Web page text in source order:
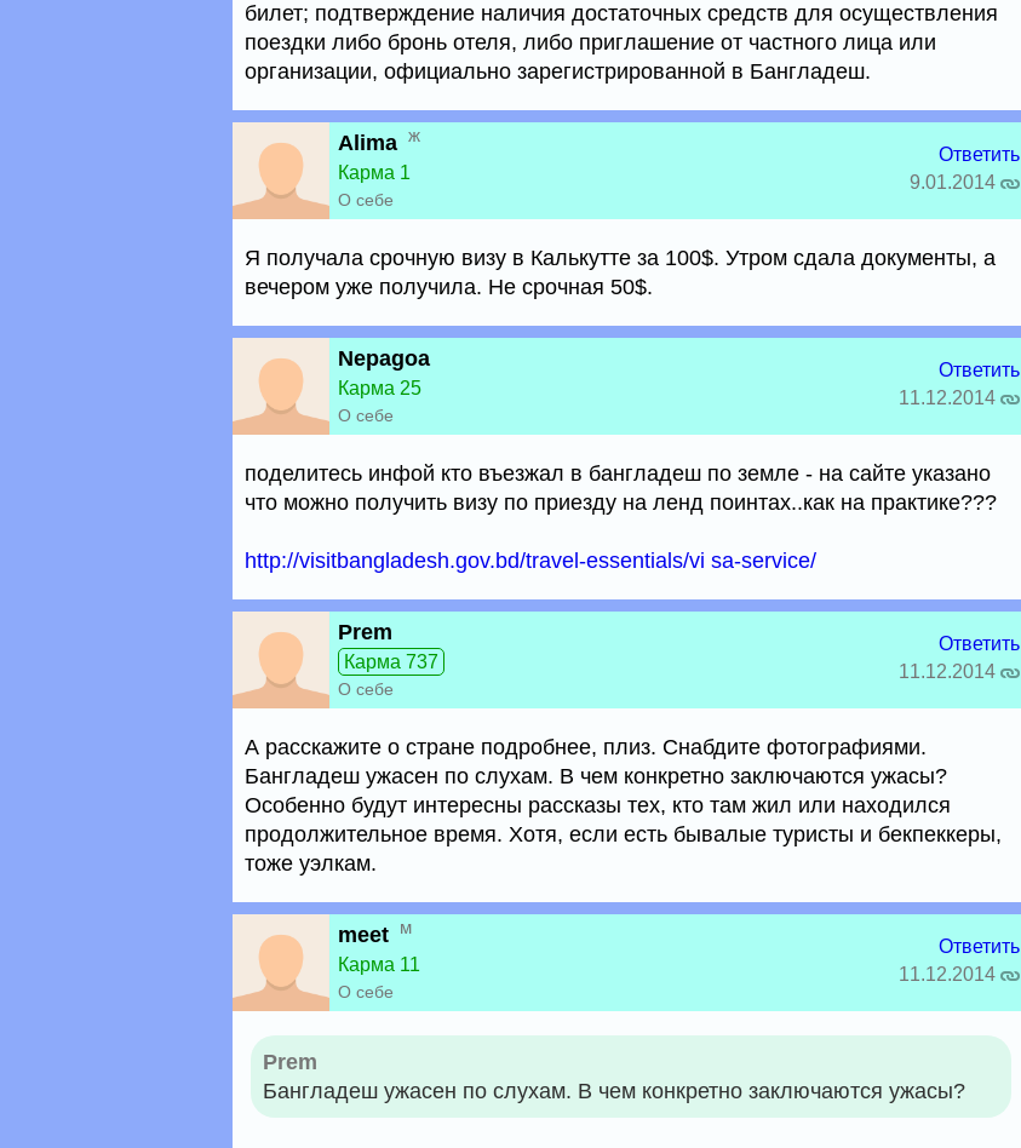
билет; подтверждение наличия достаточных средств для осуществления
поездки либо бронь отеля, либо приглашение от частного лица или
организации, официально зарегистрированной в Бангладеш.
Alima ж
Карма 1
О себе
Ответить
9.01.2014
Я получала срочную визу в Калькутте за 100$. Утром сдала документы, а
вечером уже получила. Не срочная 50$.
Nepagoa
Карма 25
О себе
Ответить
11.12.2014
поделитесь инфой кто въезжал в бангладеш по земле - на сайте указано
что можно получить визу по приезду на ленд поинтах..как на практике???
http://visitbangladesh.gov.bd/travel-essentials/vi sa-service/
Prem
Карма 737
О себе
Ответить
11.12.2014
А расскажите о стране подробнее, плиз. Снабдите фотографиями.
Бангладеш ужасен по слухам. В чем конкретно заключаются ужасы?
Особенно будут интересны рассказы тех, кто там жил или находился
продолжительное время. Хотя, если есть бывалые туристы и бекпеккеры,
тоже уэлкам.
meet м
Карма 11
О себе
Ответить
11.12.2014
Prem
Бангладеш ужасен по слухам. В чем конкретно заключаются ужасы?